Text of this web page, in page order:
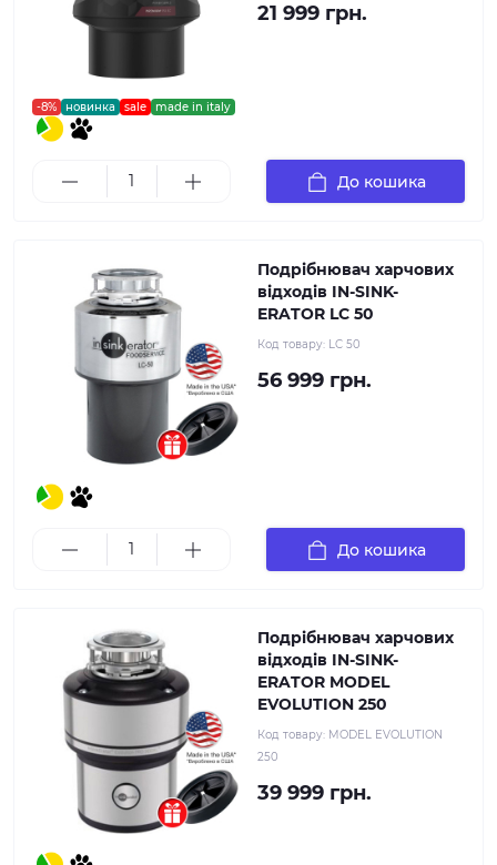
-8% новинка sale made in italy
21 999 грн.
До кошика
Подрібнювач харчових
відходів IN-SINK-
ERATOR LC 50
Код товару: LC 50
56 999 грн.
До кошика
Подрібнювач харчових
відходів IN-SINK-
ERATOR MODEL
EVOLUTION 250
Код товару: MODEL EVOLUTION
250
39 999 грн.